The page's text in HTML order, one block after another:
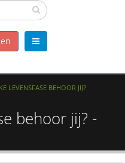
LEVENSFASE BEHOOR JIJ?
behoor jij? -